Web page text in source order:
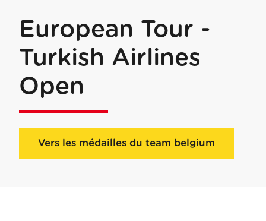
European Tour -
Turkish Airlines
Open
Vers les médailles du team belgium